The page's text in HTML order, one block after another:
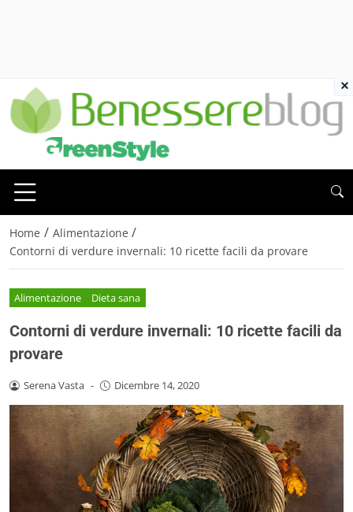
Home / Alimentazione /
Contorni di verdure invernali: 10 ricette facili da provare
Alimentazione Dieta sana
Contorni di verdure invernali: 10 ricette facili da
provare
Serena Vasta - Dicembre 14, 2020
×